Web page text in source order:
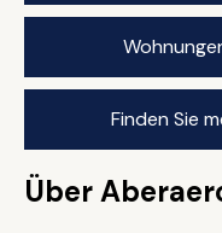
Finden Sie
Über